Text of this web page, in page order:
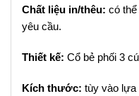
Chất liệu in/thêu: có
yêu cầu.
Thiết kế: Cổ bẻ phối 3
Kích thước: tùy vào lựa